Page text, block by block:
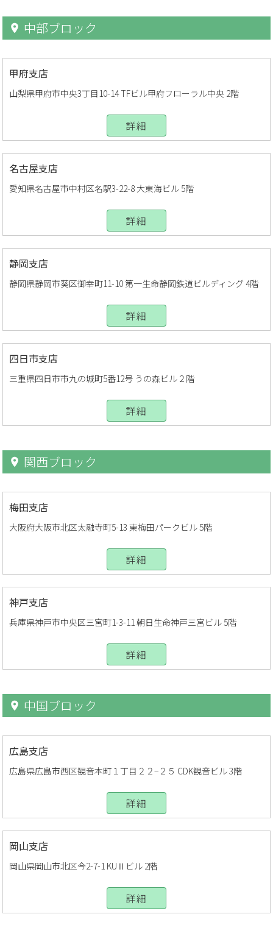
中部ブロック
甲府支店
山梨県甲府市中央3丁目10-14 TFビル甲府フローラル中央 2階
詳細
名古屋支店
愛知県名古屋市中村区名駅3-22-8 大東海ビル 5階
詳細
静岡支店
静岡県静岡市葵区御幸町11-10 第一生命静岡鉄道ビルディング 4階
詳細
四日市支店
三重県四日市市九の城町5番12号 うの森ビル２階
詳細
関西ブロック
梅田支店
大阪府大阪市北区太融寺町5-13 東梅田パークビル 5階
詳細
神戸支店
兵庫県神戸市中央区三宮町1-3-11 朝日生命神戸三宮ビル 5階
詳細
中国ブロック
広島支店
広島県広島市西区観音本町１丁目２２−２５ CDK観音ビル 3階
詳細
岡山支店
岡山県岡山市北区今2-7-1 KUⅡビル 2階
詳細